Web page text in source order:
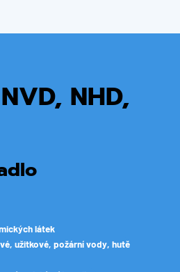
NHD,
látek
užitkové, požární vody, hutě